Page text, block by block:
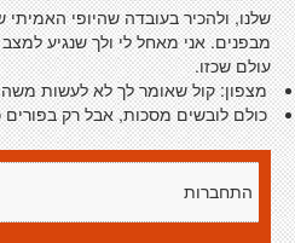
שלנו, ולהכיר בעובדה שהיופי
מבפנים. אני מאחל לי ולך שנגיע למצב
עולם שכזו.
מצפון: קול שאומר לך לא לעשות
כולם לובשים מסכות, אבל רק בפורים
התחברות